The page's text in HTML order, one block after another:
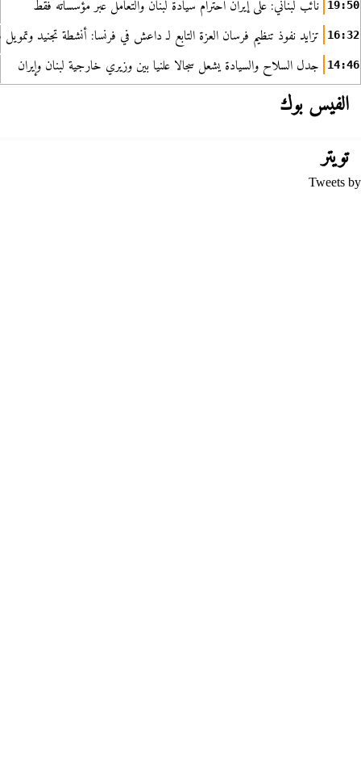
19:50 نائب لبناني: على إيران احترام سيادة لبنان والتعامل عبر مؤسساته فقط
16:32 تزايد نفوذ تنظيم فرسان العزة التابع لـ داعش في فرنسا: أنشطة تجنيد
14:46 جدل السلاح والسيادة يشعل سجالا علنيا بين وزيري خارجية لبنان وإيران
الفيس بوك
تويتر
Tweets by